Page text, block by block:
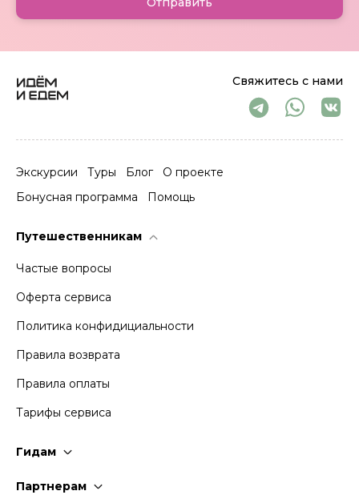
Свяжитесь с нами
Экскурсии Туры Блог
О проекте
Бонусная программа
Помощь
Путешественникам
Частые вопросы
Оферта сервиса
Политика конфидициальности
Правила возврата
Правила оплаты
Тарифы сервиса
Гидам
Партнерам